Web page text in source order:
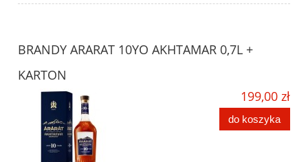
BRANDY ARARAT 10YO AKHTAMAR 0,7L +
KARTON
199,00 zł
do koszyka